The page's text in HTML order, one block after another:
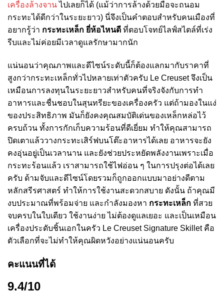
เครื่องล้างจานไปเลยก็ได้ (แม้ว่าการล้างด้วยมือจะถนอม
กระทะได้ดีกว่าในระยะยาว) นี่จึงเป็นคำตอบสำหรับคนเมืองที่
อยากรู้ว่า กระทะเหล็ก ยี่ห้อไหนดี ที่ตอบโจทย์ไลฟ์สไตล์ที่เร่ง
รีบและไม่ค่อยมีเวลาดูแลรักษามากนัก
แน่นอนว่าคุณภาพและดีไซน์ระดับนี้ก็ต้องแลกมากับราคาที่
สูงกว่ากระทะเหล็กทั่วไปหลายเท่าตัวครับ Le Creuset จึงเป็น
เหมือนการลงทุนในระยะยาวสำหรับคนที่จริงจังกับการทำ
อาหารและชื่นชอบในสุนทรียะของเครื่องครัว แต่ถ้ามองในแง่
ของประสิทธิภาพ มันก็ยังคงคุณสมบัติเด่นของเหล็กหล่อไว้
ครบถ้วน ทั้งการกักเก็บความร้อนที่ดีเยี่ยม ทำให้คุณสามารถ
ปิดเตาแล้ววางกระทะเสิร์ฟบนโต๊ะอาหารได้เลย อาหารจะยัง
คงอุ่นอยู่เป็นเวลานาน และยังช่วยประหยัดพลังงานเพราะเมื่อ
กระทะร้อนแล้ว เราสามารถใช้ไฟอ่อน ๆ ในการปรุงต่อได้เลย
ครับ ด้ามจับและดีไซน์โดยรวมก็ถูกออกแบบมาอย่างดีตาม
หลักสรีรศาสตร์ ทำให้การใช้งานสะดวกสบาย ดังนั้น ถ้าคุณมี
งบประมาณที่พร้อมจ่าย และกำลังมองหา กระทะเหล็ก ที่สวย
จบครบในใบเดียว ใช้งานง่าย ไม่ต้องดูแลเยอะ และเป็นเหมือน
เครื่องประดับชิ้นเอกในครัว Le Creuset Signature Skillet คือ
ตัวเลือกที่จะไม่ทำให้คุณผิดหวังอย่างแน่นอนครับ
คะแนนที่ได้
9.4/10